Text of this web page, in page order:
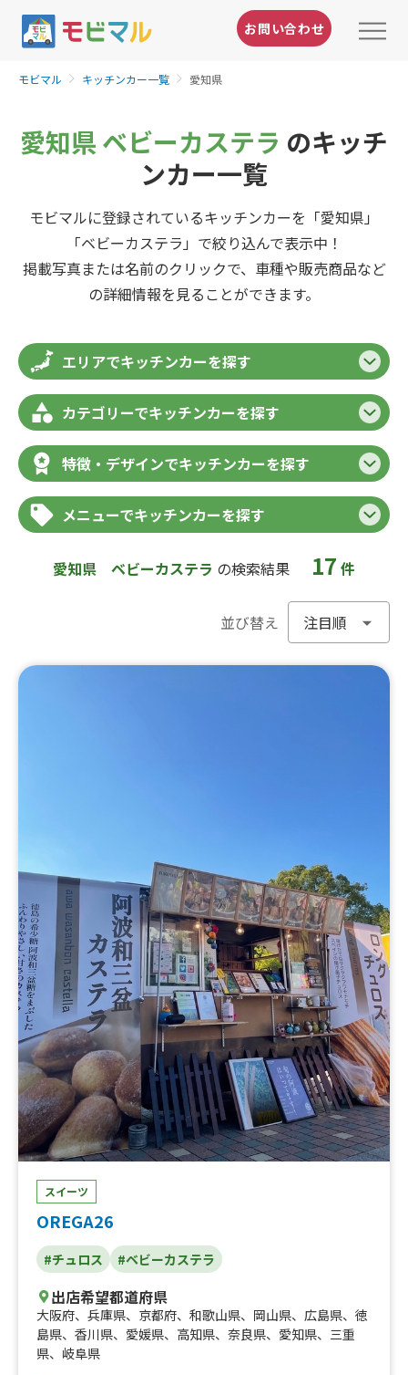
お問い合わせ
モビマル キッチンカー一覧 愛知県
愛知県 ベビーカステラ のキッチ
ンカー一覧
モビマルに登録されているキッチンカーを「愛知県」
「ベビーカステラ」で絞り込んで表示中！
掲載写真または名前のクリックで、車種や販売商品など
の詳細情報を見ることができます。
エリアでキッチンカーを探す
カテゴリーでキッチンカーを探す
特徴・デザインでキッチンカーを探す
メニューでキッチンカーを探す
愛知県 ベビーカステラ の検索結果 17 件
並び替え
スイーツ
OREGA26
#チュロス #ベビーカステラ
出店希望都道府県
大阪府、 兵庫県、 京都府、 和歌山県、 岡山県、 広島県、 徳
島県、 香川県、 愛媛県、 高知県、 奈良県、 愛知県、 三重
県、 岐阜県